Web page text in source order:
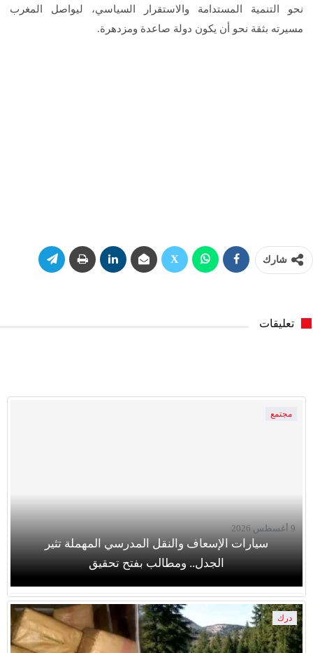
نحو التنمية المستدامة والاستقرار السياسي، ليواصل المغرب
مسيرته بثقة نحو أن يكون دولة صاعدة ومزدهرة.
شارك
تعليقات
مجتمع
سيارات الإسعاف والنقل المدرسي المهملة تثير
الجدل.. ومطالب بفتح تحقيق
9 أغسطس 2026
درك